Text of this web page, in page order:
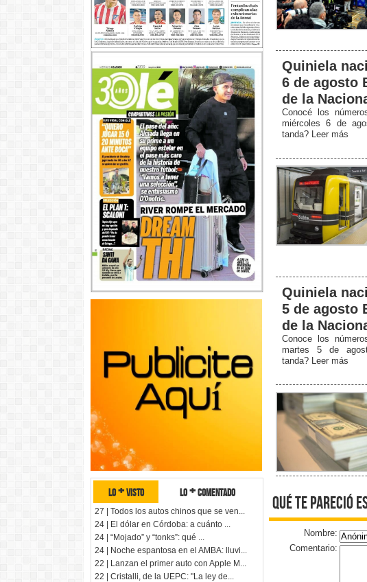
lo + visto lo + comentado
27 | Todos los autos chinos que se ven...
24 | El dólar en Córdoba: a cuánto ...
24 | “Mojado” y “tonks”: qué ...
24 | Noche espantosa en el AMBA: lluvi...
22 | Lanzan el primer auto con Apple M...
22 | Cristalli, de la UEPC: "La ley de...
Quiniela
6 de agosto
de la
Conocé los
miércoles 6 de
tanda? Leer más
Quiniela
5 de agosto
de la
Conoce los
martes 5 de
tanda? Leer más
qué te pareció
Nombre:
Comentario: